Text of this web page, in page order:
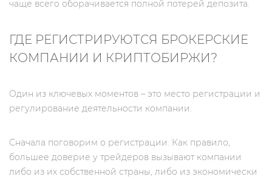
чаще всего оборачивается полной потерей депозита.
ГДЕ РЕГИСТРИРУЮТСЯ БРОКЕРСКИЕ
КОМПАНИИ И КРИПТОБИРЖИ?
Один из ключевых моментов – это место регистрации и
регулирование деятельности компании.
Сначала поговорим о регистрации. Как правило,
большее доверие у трейдеров вызывают компании
либо из их собственной страны, либо из экономически